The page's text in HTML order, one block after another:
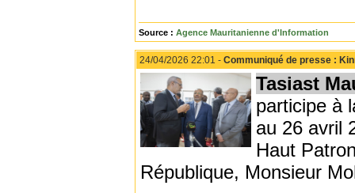
Source : Agence Mauritanienne d'Information
24/04/2026 22:01 - Communiqué de presse :
Tasiast
participe à
au 26 avril
Haut
République, Monsieur